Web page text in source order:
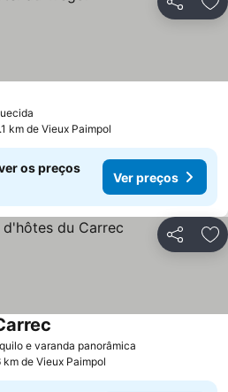
Partilhar
km de Vieux Paimpol
os preços
Ver preços
Partilhar
e varanda panorâmica
km de Vieux Paimpol